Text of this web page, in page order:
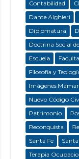
Contabilidad
Dante Alghieri
Diplomatura
Doctrina Social
Escuela
Filosofía y
Imágenes
Nuevo Código
Patrimonio
Reconquista
Santa Fe
Santa
Terapia